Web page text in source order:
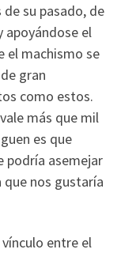
su pasado, de
apoyándose el
el machismo se
gran
como estos.
más que mil
es que
podría asemejar
nos gustaría
entre el